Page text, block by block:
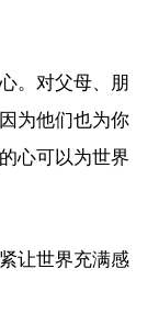
。对父母、朋
为他们也为你
心可以为世界
让世界充满感